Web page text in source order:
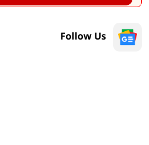
Follow Us